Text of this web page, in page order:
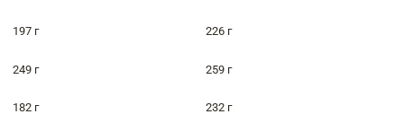
197 г 226 г
249 г 259 г
182 г 232 г